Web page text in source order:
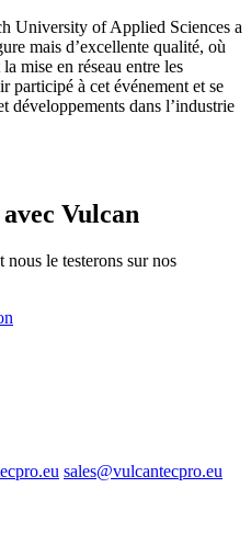
University of Applied Sciences a
mais d’excellente qualité, où
mise en réseau entre les
participé à cet événement et se
développements dans l’industrie
Vulcan
le testerons sur nos
sales@vulcantecpro.eu